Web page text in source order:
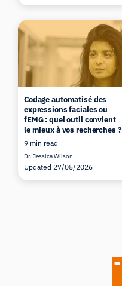
Codage automatisé des
expressions faciales ou
fEMG : quel outil convient
le mieux à vos recherches ?
9 min read
Dr. Jessica Wilson
Updated 27/05/2026